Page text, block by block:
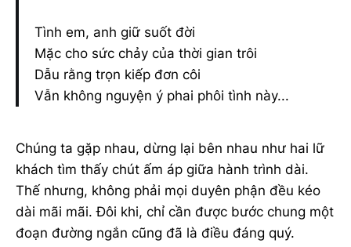
Tình em, anh giữ suốt đời
Mặc cho sức chảy của thời gian trôi
Dẫu rằng trọn kiếp đơn côi
Vẫn không nguyện ý phai phôi tình này...
Chúng ta gặp nhau, dừng lại bên nhau như hai lữ
khách tìm thấy chút ấm áp giữa hành trình dài.
Thế nhưng, không phải mọi duyên phận đều kéo
dài mãi mãi. Đôi khi, chỉ cần được bước chung một
đoạn đường ngắn cũng đã là điều đáng quý.